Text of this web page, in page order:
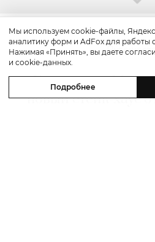
Каникулы в Maxx
новый стейк-хаус
Мы используем cookie-файлы,
аналитику форм и AdFox для работы
Нажимая «Принять», вы даете
и cookie-данных.
Подробнее